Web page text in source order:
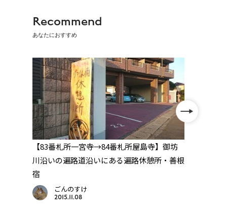
Recommend
あなたにおすすめ
【83番札所一宮寺→84番札所屋島寺】御坊
川沿いの遍路道沿いにある遍路休憩所・善根
宿
ごんのすけ
2015.11.08